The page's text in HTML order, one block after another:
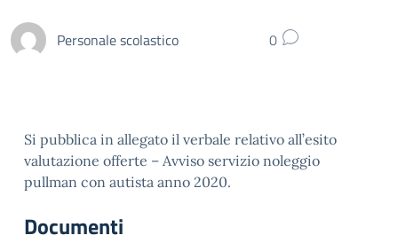
Personale scolastico 0
Si pubblica in allegato il verbale relativo all’esito
valutazione offerte – Avviso servizio noleggio
pullman con autista anno 2020.
Documenti